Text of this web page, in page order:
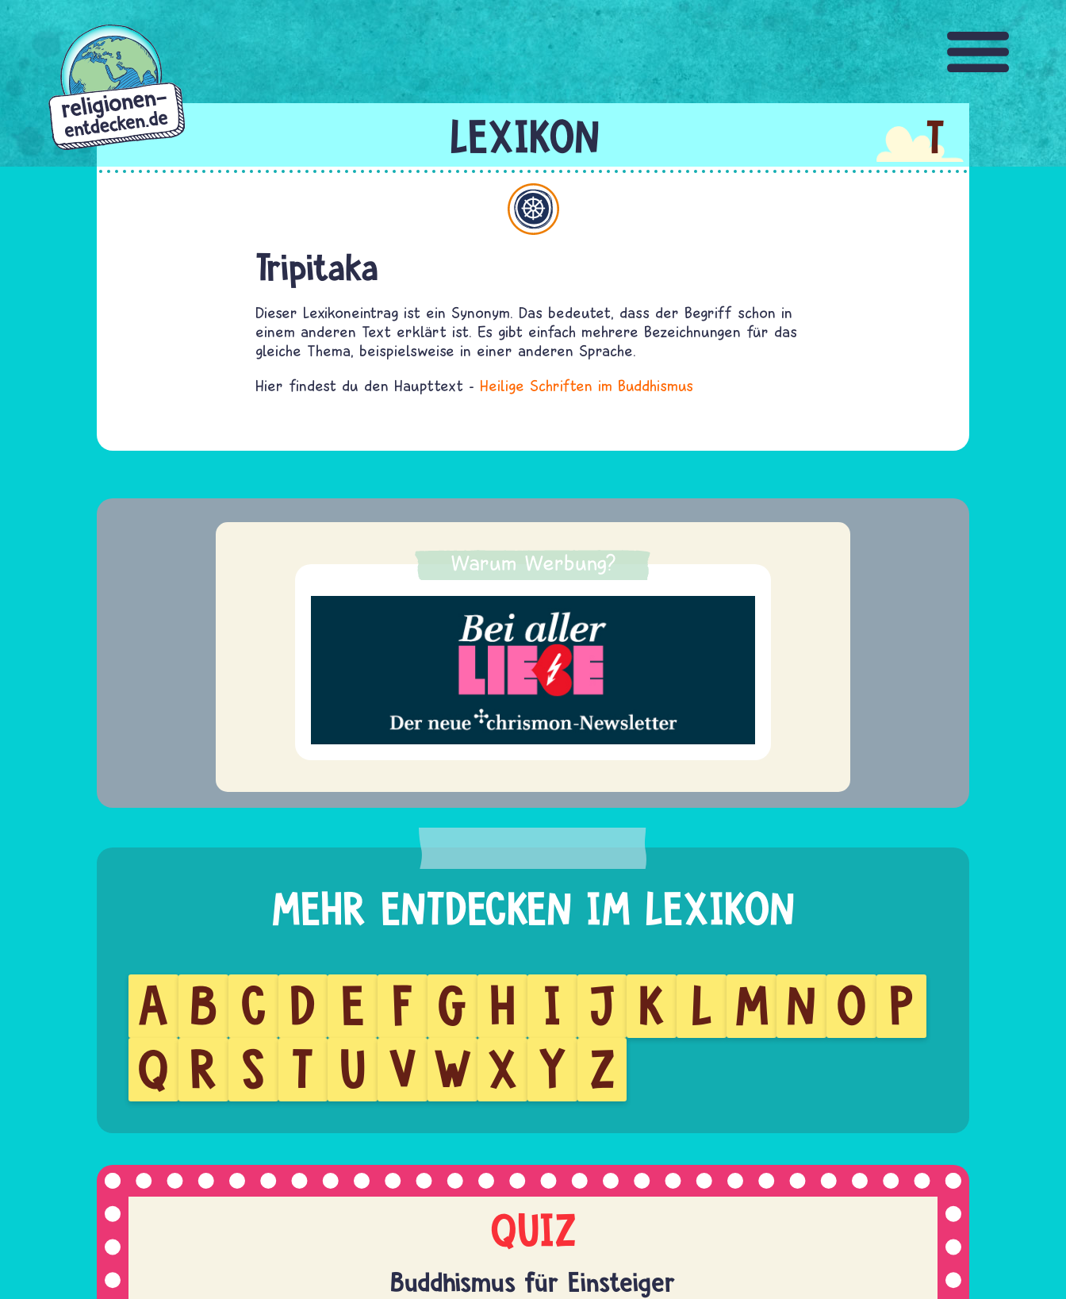
Direkt
T
Tripitaka
Dieser Lexikoneintrag ist ein Synonym. Das bedeutet, dass der Begriff schon in
einem anderen Text erklärt ist. Es gibt einfach mehrere Bezeichnungen für das
gleiche Thema, beispielsweise in einer anderen Sprache.
Hier findest du den Haupttext - Heilige Schriften im Buddhismus
Warum Werbung?
A B C D E F G H I J K L M N O P
Q R S T U V W X Y Z
QUIZ
Buddhismus für Einsteiger